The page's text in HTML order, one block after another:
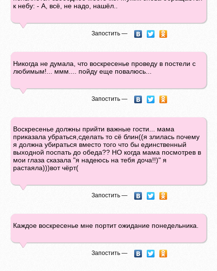
к небу: - А, всё, не надо, нашёл..
Запостить —
Никогда не думала, что воскресенье проведу в постели с
любимым!... ммм.... пойду еще повалюсь...
Запостить —
Воскресенье должны прийти важные гости... мама
приказала убраться,сделать то сё блин((я злилась почему
я должна убираться вместо того что бы единственный
выходной поспать до обеда?? НО когда мама посмотрев в
мои глаза сказала "я надеюсь на тебя доча!!)" я
растаяла)))вот чёрт(
Запостить —
Каждое воскресенье мне портит ожидание понедельника.
Запостить —